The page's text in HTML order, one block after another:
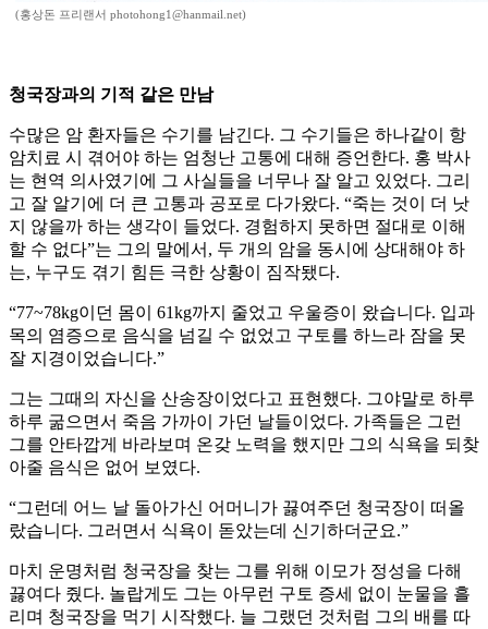
(홍상돈 프리랜서 photohong1@hanmail.net)
청국장과의 기적 같은 만남
수많은 암 환자들은 수기를 남긴다. 그 수기들은 하나같이 항
암치료 시 겪어야 하는 엄청난 고통에 대해 증언한다. 홍 박사
는 현역 의사였기에 그 사실들을 너무나 잘 알고 있었다. 그리
고 잘 알기에 더 큰 고통과 공포로 다가왔다. “죽는 것이 더 낫
지 않을까 하는 생각이 들었다. 경험하지 못하면 절대로 이해
할 수 없다”는 그의 말에서, 두 개의 암을 동시에 상대해야 하
는, 누구도 겪기 힘든 극한 상황이 짐작됐다.
“77~78kg이던 몸이 61kg까지 줄었고 우울증이 왔습니다. 입과
목의 염증으로 음식을 넘길 수 없었고 구토를 하느라 잠을 못
잘 지경이었습니다.”
그는 그때의 자신을 산송장이었다고 표현했다. 그야말로 하루
하루 굶으면서 죽음 가까이 가던 날들이었다. 가족들은 그런
그를 안타깝게 바라보며 온갖 노력을 했지만 그의 식욕을 되찾
아줄 음식은 없어 보였다.
“그런데 어느 날 돌아가신 어머니가 끓여주던 청국장이 떠올
랐습니다. 그러면서 식욕이 돋았는데 신기하더군요.”
마치 운명처럼 청국장을 찾는 그를 위해 이모가 정성을 다해
끓여다 줬다. 놀랍게도 그는 아무런 구토 증세 없이 눈물을 흘
리며 청국장을 먹기 시작했다. 늘 그랬던 것처럼 그의 배를 따